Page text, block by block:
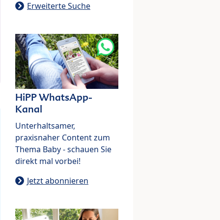
Erweiterte Suche
HiPP WhatsApp-
Kanal
Unterhaltsamer,
praxisnaher Content zum
Thema Baby - schauen Sie
direkt mal vorbei!
Jetzt abonnieren